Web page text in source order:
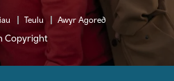
Teulu Awyr Agored
Copyright